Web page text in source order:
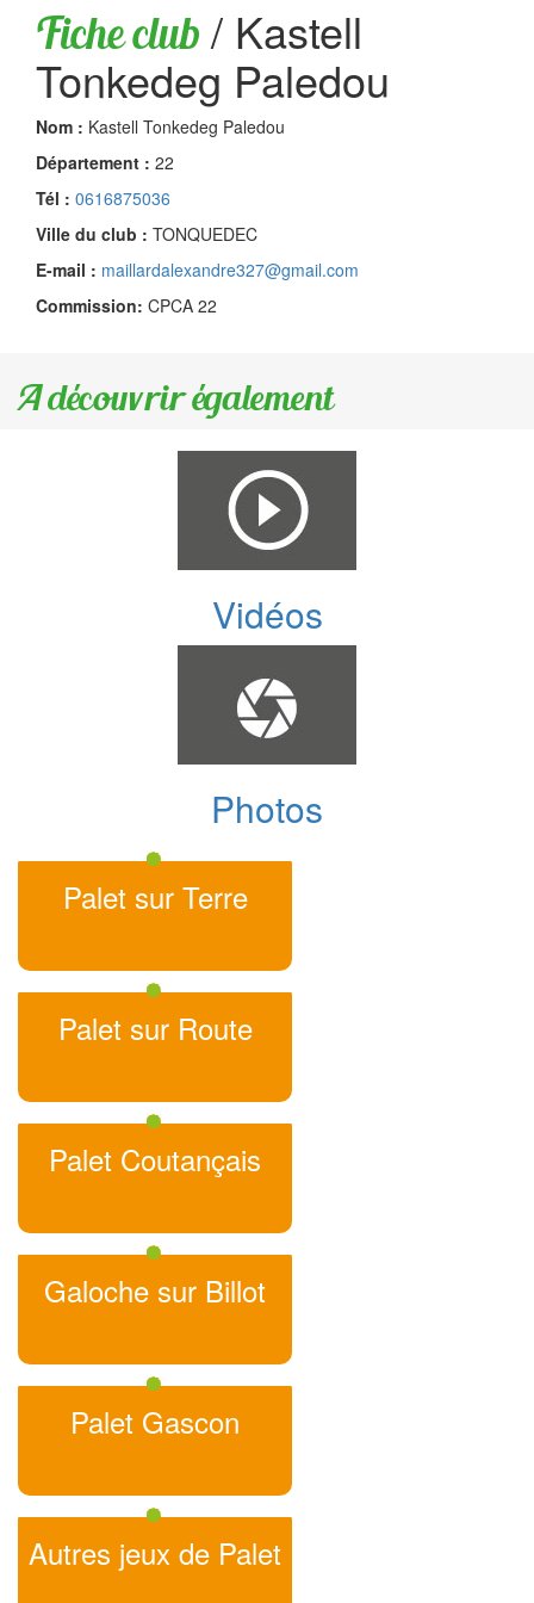
Fiche club / Kastell
Tonkedeg Paledou
Nom : Kastell Tonkedeg Paledou
Département : 22
Tél : 0616875036
Ville du club : TONQUEDEC
E-mail : maillardalexandre327@gmail.com
Commission: CPCA 22
A découvrir également
Vidéos
Photos
Palet sur Terre
Palet sur Route
Palet Coutançais
Galoche sur Billot
Palet Gascon
Autres jeux de Palet